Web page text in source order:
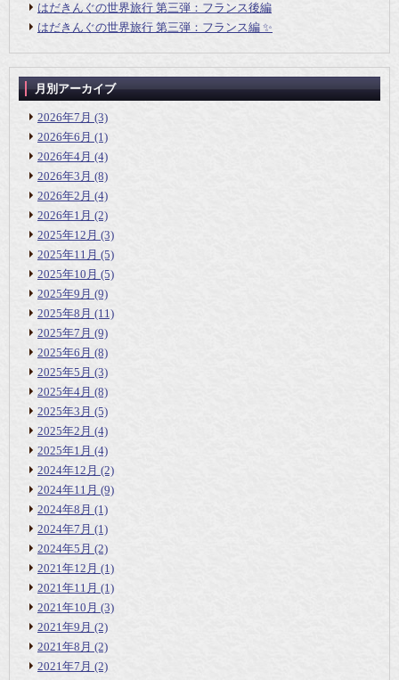
はだきんぐの世界旅行 第三弾：フランス後編
はだきんぐの世界旅行 第三弾：フランス編 ✨
月別アーカイブ
2026年7月 (3)
2026年6月 (1)
2026年4月 (4)
2026年3月 (8)
2026年2月 (4)
2026年1月 (2)
2025年12月 (3)
2025年11月 (5)
2025年10月 (5)
2025年9月 (9)
2025年8月 (11)
2025年7月 (9)
2025年6月 (8)
2025年5月 (3)
2025年4月 (8)
2025年3月 (5)
2025年2月 (4)
2025年1月 (4)
2024年12月 (2)
2024年11月 (9)
2024年8月 (1)
2024年7月 (1)
2024年5月 (2)
2021年12月 (1)
2021年11月 (1)
2021年10月 (3)
2021年9月 (2)
2021年8月 (2)
2021年7月 (2)